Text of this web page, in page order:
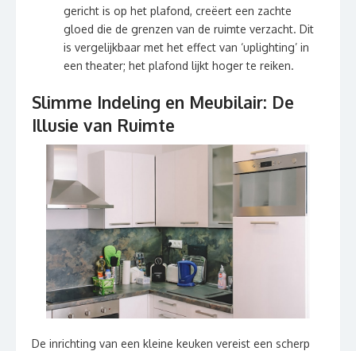
gericht is op het plafond, creëert een zachte
gloed die de grenzen van de ruimte verzacht. Dit
is vergelijkbaar met het effect van ‘uplighting’ in
een theater; het plafond lijkt hoger te reiken.
Slimme Indeling en Meubilair: De
Illusie van Ruimte
De inrichting van een kleine keuken vereist een scherp